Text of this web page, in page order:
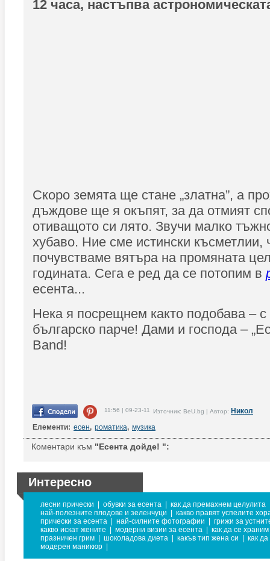
12 часа, настъпва
Скоро земята ще стане „златна”, а
дъждове ще я окъпят, за да отмият
отиващото си лято. Звучи малко
хубаво. Ние сме истински
почувстваме вятъра на промяната
годината. Сега е ред да се потопим в
есента...
Нека я посрещнем както подобава – с
българско парче! Дами и господа –
Band!
11:56 | 09-23-11 Източник: BeU.bg | Автор: Никол
Елементи: есен, роматика, музика
Коментари към "Есента дойде! ":
Интересно
лесни прически обувки за есента как да премахнем целулита
най-полезните плодове и зеленчуци
какво правят успелите
прически за есента
най-силните фотографии
грижи за
какво искат жените
модерни визии за есента
как да се храним
празничен грим
шоколадова диета какъв тип жена си
как
модерен маникюр